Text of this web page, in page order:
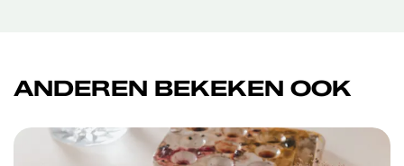
ANDEREN BEKEKEN OOK
Overslaan